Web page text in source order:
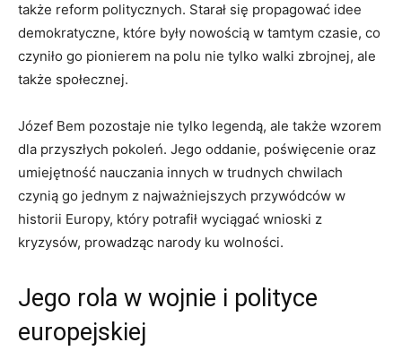
także reform politycznych. Starał się propagować idee
demokratyczne, które były nowością w tamtym czasie, co
czyniło go pionierem na polu nie tylko walki zbrojnej, ale⁣
także społecznej.
Józef Bem pozostaje nie tylko legendą, ale także wzorem
dla przyszłych pokoleń. Jego oddanie, poświęcenie oraz
umiejętność nauczania innych w trudnych chwilach
czynią go ​jednym z najważniejszych przywódców w
historii ⁣Europy, który ‍potrafił wyciągać wnioski z
kryzysów, prowadząc narody ku wolności.
Jego rola w ⁢wojnie i polityce
europejskiej